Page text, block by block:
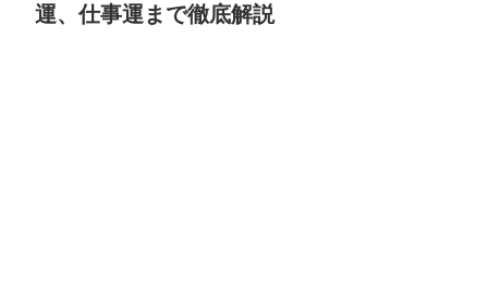
運、仕事運まで徹底解説